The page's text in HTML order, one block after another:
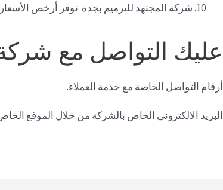
شركة المجتهد للترميم بجدة توفر أرخص
عليك التواصل مع
أرقام التواصل الخاصة مع خدمة العملاء.
البريد الالكترونى الخاص بالشركة من خلال الموقع